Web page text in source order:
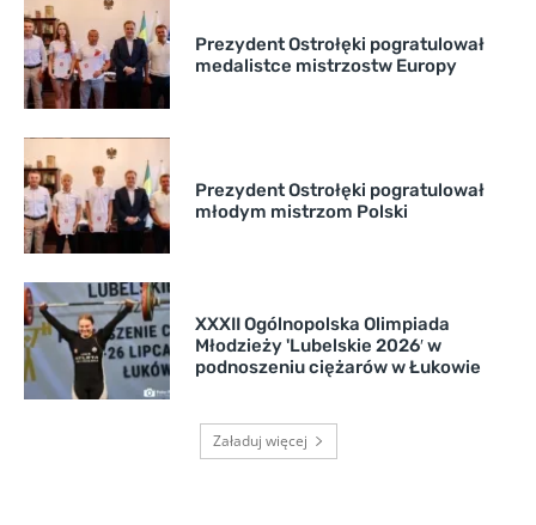
Prezydent Ostrołęki pogratulował
medalistce mistrzostw Europy
Prezydent Ostrołęki pogratulował
młodym mistrzom Polski
XXXII Ogólnopolska Olimpiada
Młodzieży 'Lubelskie 2026′ w
podnoszeniu ciężarów w Łukowie
Załaduj więcej